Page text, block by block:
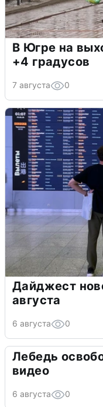
В Югре на
+4 градусов
7 августа 0
Дайджест
августа
6 августа 0
Лебедь
видео
6 августа 0